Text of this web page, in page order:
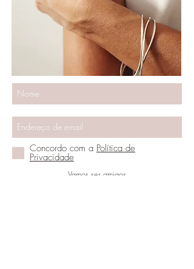
Concordo com a Política de
Privacidade
Vamos ser amigos